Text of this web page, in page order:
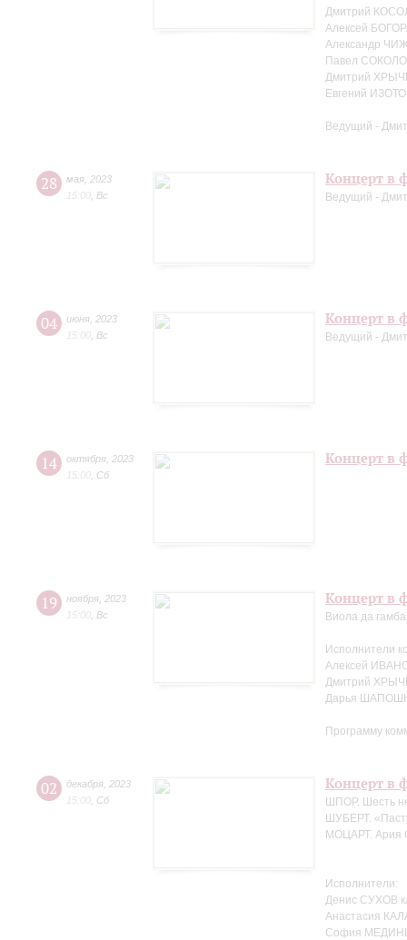
Дмитрий
Алексей
Александр
Павел
Дмитрий
Евгений
Ведущий -
28 мая 2023
15:00 Вс
Концерт в
Ведущий -
04 июня 2023
15:00 Вс
Концерт в
Ведущий -
14 октября 2023
15:00 Сб
Концерт в
19 ноября 2023
15:00 Вс
Концерт в
Виола да
Исполнители
Алексей
Дмитрий
Дарья
Программу
02 декабря 2023
15:00 Сб
Концерт в
ШПОР. Шесть
ШУБЕРТ.
МОЦАРТ. Ария
Исполнители:
Денис СУХОВ
Анастасия
София